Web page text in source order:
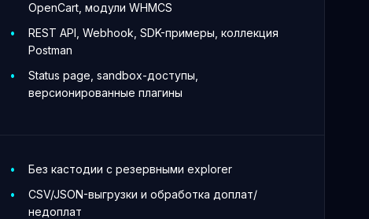
OpenCart, модули WHMCS
REST API, Webhook, SDK-примеры, коллекция
Postman
Status page, sandbox-доступы,
версионированные плагины
Без кастодии с резервными explorer
CSV/JSON-выгрузки и обработка доплат/
недоплат